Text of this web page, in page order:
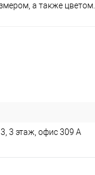
а также цветом.
3 этаж, офис 309 А